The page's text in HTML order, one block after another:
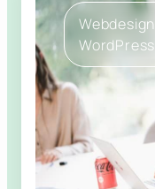
Webdesign
WordPress